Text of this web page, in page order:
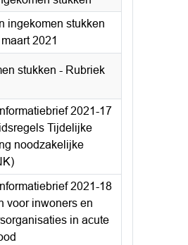
ingekomen stukken
2021
stukken - Rubriek
2021-17
Tijdelijke
noodzakelijke
2021-18
voor inwoners en
in acute